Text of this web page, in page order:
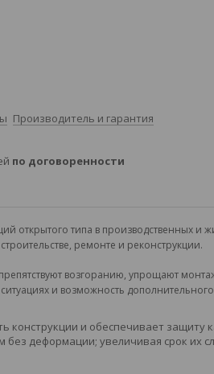
Производитель и гарантия
по договоренности
открытого типа в производственных и
ремонте и реконструкции.
возгоранию, упрощают
и возможность
конструкции и обеспечивает защиту
деформации; увеличивая срок их